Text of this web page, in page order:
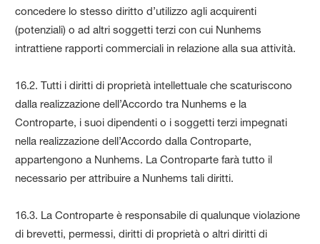
concedere lo stesso diritto d’utilizzo agli acquirenti
(potenziali) o ad altri soggetti terzi con cui Nunhems
intrattiene rapporti commerciali in relazione alla sua attività.
16.2. Tutti i diritti di proprietà intellettuale che scaturiscono
dalla realizzazione dell’Accordo tra Nunhems e la
Controparte, i suoi dipendenti o i soggetti terzi impegnati
nella realizzazione dell’Accordo dalla Controparte,
appartengono a Nunhems. La Controparte farà tutto il
necessario per attribuire a Nunhems tali diritti.
16.3. La Controparte è responsabile di qualunque violazione
di brevetti, permessi, diritti di proprietà o altri diritti di